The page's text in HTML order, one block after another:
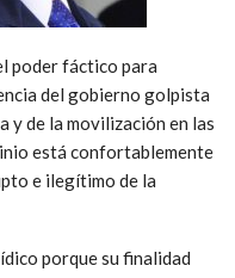
poder fáctico para
del gobierno golpista
y de la movilización en las
está confortablemente
e ilegítimo de la
porque su finalidad